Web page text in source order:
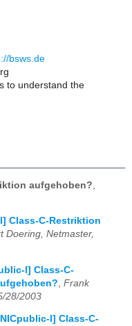
bsws.de
to understand the
aufgehoben?
Class-C-Restriktion
Doering, Netmaster,
l] Class-C-
Frank
28/2003
l] Class-C-